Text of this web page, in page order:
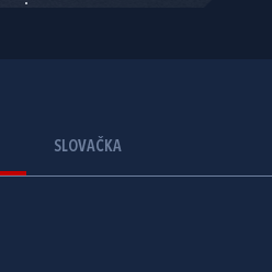
SLOVAČKA